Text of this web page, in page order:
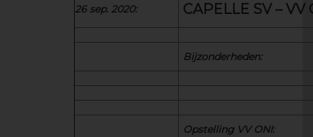
26 sep. 2020: CAPELLE SV – VV
Bijzonderheden:
Opstelling VV ONI: